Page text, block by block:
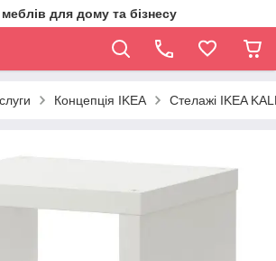
меблів для дому та бізнесу
Концепція IKEA Стелажі IKEA